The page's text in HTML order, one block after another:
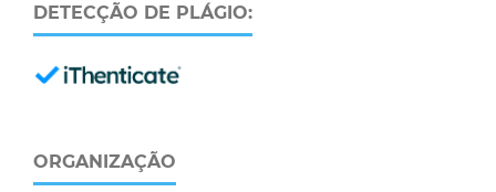
DETECÇÃO DE PLÁGIO:
ORGANIZAÇÃO